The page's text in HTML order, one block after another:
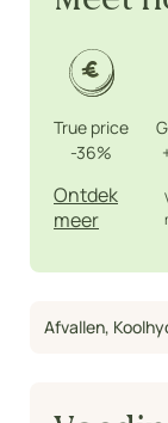
True price
-36%
Ontdek
meer
Afvallen,